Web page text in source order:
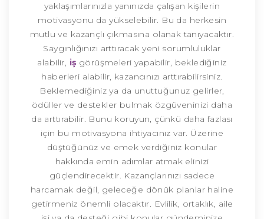
yaklaşımlarınızla yanınızda çalışan kişilerin
motivasyonu da yükselebilir. Bu da herkesin
mutlu ve kazançlı çıkmasına olanak tanıyacaktır.
Saygınlığınızı arttıracak yeni sorumluluklar
alabilir, iş görüşmeleri yapabilir, beklediğiniz
haberleri alabilir, kazancınızı arttırabilirsiniz.
Beklemediğiniz ya da unuttuğunuz gelirler,
ödüller ve destekler bulmak özgüveninizi daha
da arttırabilir. Bunu koruyun, çünkü daha fazlası
için bu motivasyona ihtiyacınız var. Üzerine
düştüğünüz ve emek verdiğiniz konular
hakkında emin adımlar atmak elinizi
güçlendirecektir. Kazançlarınızı sadece
harcamak değil, geleceğe dönük planlar haline
getirmeniz önemli olacaktır. Evlilik, ortaklık, aile